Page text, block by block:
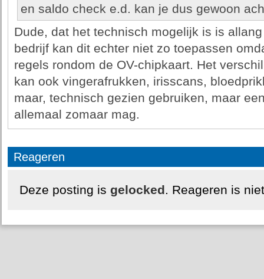
en saldo check e.d. kan je dus gewoon
Dude, dat het technisch mogelijk is is
bedrijf kan dit echter niet zo toepassen
regels rondom de OV-chipkaart. Het
kan ook vingerafrukken, irisscans,
maar, technisch gezien gebruiken, maar
allemaal zomaar mag.
Reageren
Deze posting is gelocked. Reageren is